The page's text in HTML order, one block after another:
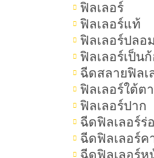
ฟิลเลอร์
ฟิลเลอร์แท้
ฟิลเลอร์ปลอม
ฟิลเลอร์เป็น
ฉีดสลายฟิลเ
ฟิลเลอร์ใต้ตา
ฟิลเลอร์ปาก
ฉีดฟิลเลอร์ร่
ฉีดฟิลเลอร์ค
ฉีดฟิลเลอร์ห
เมื่ออายุเพิ่มขึ้น ปัญห
ขาดความกระชับมัก
กังวล เทคโนโลยีกา
ผ่าตัดจึงได้รับความนิ
เฉพาะเทคโนโลยีชื่อ
VSEmfaceที่ต่
สนใจในวงการความง
สามารถฟื้นฟูใบหน้าใ